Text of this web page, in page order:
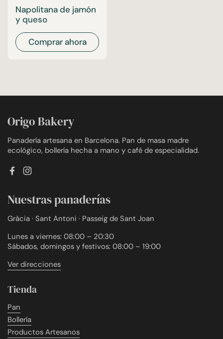
Napolitana de jamón
y queso
Comprar ahora
Origo Bakery
Panadería artesana en Barcelona. Pan de masa madre
ecológico, bollería hecha a mano y café de especialidad.
FacebookInstagram
Nuestras panaderías
Gràcia · Sant Antoni · Passeig de Sant Joan
Lunes a viernes: 08:00 – 20:30
Sábados, domingos y festivos: 08:00 – 19:00
Ver direcciones
Tienda
Pan
Bollería
Productos Artesanos